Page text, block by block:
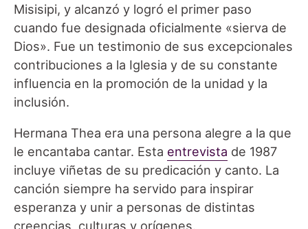
Misisipi, y alcanzó y logró el primer paso
cuando fue designada oficialmente «sierva de
Dios». Fue un testimonio de sus excepcionales
contribuciones a la Iglesia y de su constante
influencia en la promoción de la unidad y la
inclusión.
Hermana Thea era una persona alegre a la que
le encantaba cantar. Esta entrevista de 1987
incluye viñetas de su predicación y canto. La
canción siempre ha servido para inspirar
esperanza y unir a personas de distintas
creencias, culturas y orígenes.